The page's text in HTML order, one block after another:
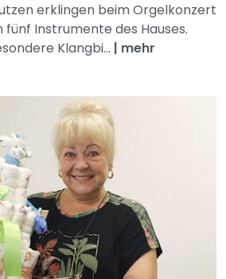
erklingen beim Orgelkonzert
fünf Instrumente des Hauses.
Klangbi... | mehr